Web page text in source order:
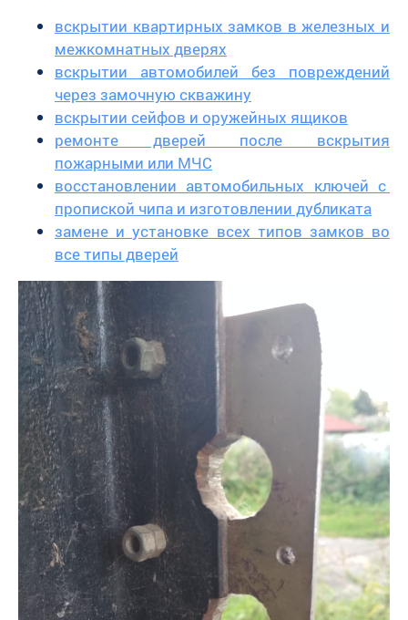
вскрытии квартирных замков в железных и
межкомнатных дверях
вскрытии автомобилей без повреждений
через замочную скважину
вскрытии сейфов и оружейных ящиков
ремонте дверей после вскрытия
пожарными или МЧС
восстановлении автомобильных ключей с
пропиской чипа и изготовлении дубликата
замене и установке всех типов замков во
все типы дверей